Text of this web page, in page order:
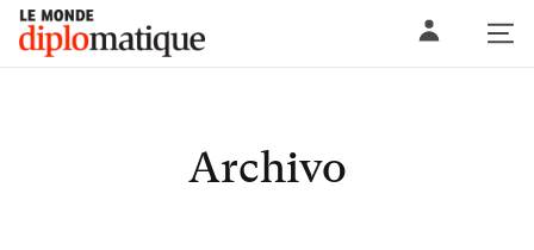
Skip
content
Le monde diplomatique
Archivo